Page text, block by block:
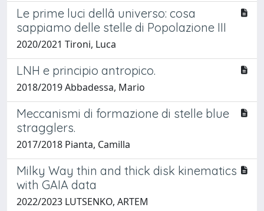
Le prime luci dellâ universo: cosa
sappiamo delle stelle di Popolazione III
2020/2021 Tironi, Luca
LNH e principio antropico.
2018/2019 Abbadessa, Mario
Meccanismi di formazione di stelle blue
stragglers.
2017/2018 Pianta, Camilla
Milky Way thin and thick disk kinematics
with GAIA data
2022/2023 LUTSENKO, ARTEM